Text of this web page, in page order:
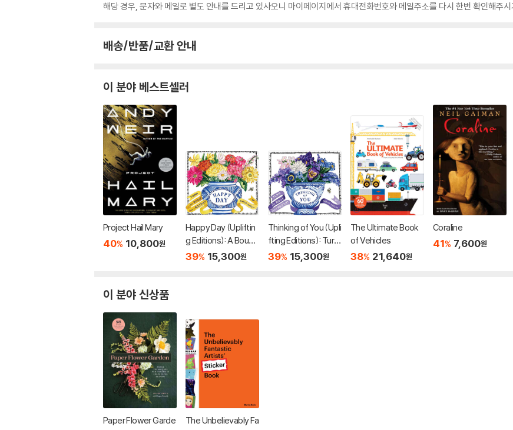
해당 경우, 문자와 메일로 별도 안내를 드리고 있사오니 마이페이지에서 휴대전화번호와 메일주소를 다시 한번 확인해주
배송/반품/교환 안내
이 분야 베스트셀러
Project Hail Mary
40% 10,800원
Happy Day (Upliftin
g Editions): A Bouqu
et in a Book (부케북 /
39% 15,300원
Thinking of You (Upli
fting Editions): Turn
This Book Into a Bou
39% 15,300원
The Ultimate Book
of Vehicles
38% 21,640원
Coraline
41% 7,600원
이 분야 신상품
Paper Flower Garde
The Unbelievably Fa